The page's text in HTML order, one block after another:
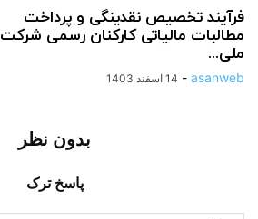
فرآیند تخصیص نقدینگی و پرداخت
مطالبات مالیاتی کارکنان رسمی شرکت
ملی...
asanweb
- 14 اسفند 1403
بدون نظر
پاسخ ترک